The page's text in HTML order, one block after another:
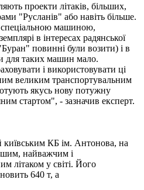
проекти літаків, більших,
"Русланів" або навіть більше.
машиною,
в інтересах радянської
повинні були возити) і в
для таких машин мало.
і використовувати ці
великим транспортувальним
якусь нову потужну
стартом", - зазначив експерт.
КБ ім. Антонова, на
найважчим і
літаком у світі. Його
640 т, а